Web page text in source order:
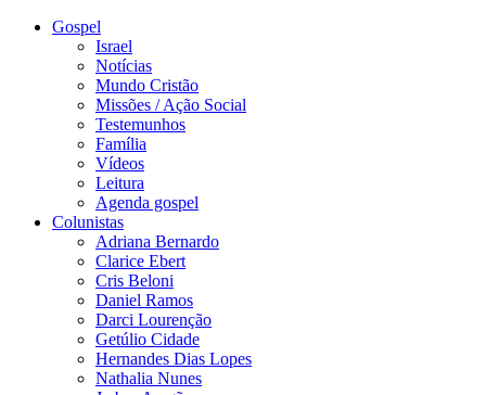
Gospel
Israel
Notícias
Mundo Cristão
Missões / Ação Social
Testemunhos
Família
Vídeos
Leitura
Agenda gospel
Colunistas
Adriana Bernardo
Clarice Ebert
Cris Beloni
Daniel Ramos
Darci Lourenção
Getúlio Cidade
Hernandes Dias Lopes
Nathalia Nunes